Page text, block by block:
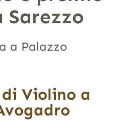
Sarezzo
a Palazzo
Violino a